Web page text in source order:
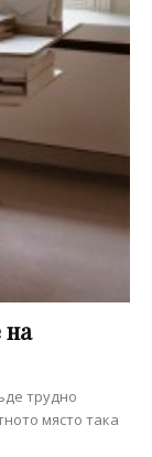
на
трудно
място така